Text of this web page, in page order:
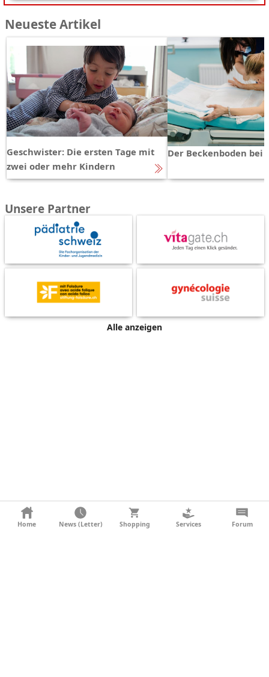
Neueste Artikel
Geschwister: Die ersten Tage mit
zwei oder mehr Kindern
Der Beckenboden bei
Unsere Partner
Alle anzeigen
KONTAKT
Home News (Letter) Shopping Services Forum